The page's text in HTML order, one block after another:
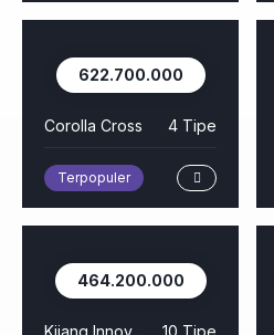
622.700.000
Corolla Cross 4 Tipe
Terpopuler
464.200.000
Kijang Innova Zenix 10 Tipe